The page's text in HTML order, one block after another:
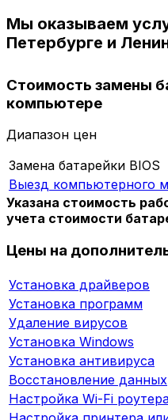
Мы оказываем
Петербурге и
Стоимость замены
компьютере
Диапазон цен
Замена батарейки BIOS
Выезд компьютерного
Указана стоимость
учета стоимости
Цены на
Установка драйверов
Установка программ
Удаление вирусов
Установка Windows
Установка антивируса
Восстановление данных
Настройка Wi-Fi